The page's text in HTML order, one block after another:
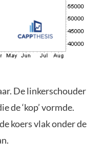
De linkerschouder
de ‘kop’ vormde.
koers vlak onder de